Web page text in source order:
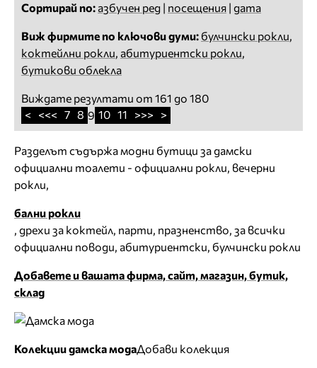
Сортирай по: азбучен ред | посещения | дата
Виж фирмите по ключови думи: булчински рокли,
коктейлни рокли, абитуриентски рокли,
бутикови облекла
Виждате резултати от 161 до 180
< <<< 7 8 9 10 11 >>> >
Разделът съдържа модни бутици за дамски
официални тоалети - официални рокли, вечерни
рокли,
бални рокли
, дрехи за коктейл, парти, празненство, за всички
официални поводи, абитуриентски, булчински рокли
Добавете и вашата фирма, сайт, магазин, бутик,
склад
Колекции дамска модаДобави колекция